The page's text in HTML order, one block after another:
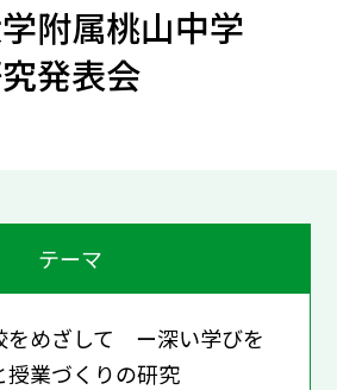
附属桃山中学
発表会
テーマ
をめざして ー深い学びを
授業づくりの研究